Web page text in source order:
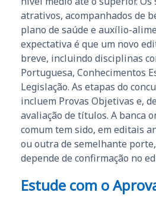
atrativos, acompanhados de
plano de saúde e auxílio-
expectativa é que um novo
breve, incluindo disciplinas
Portuguesa, Conhecimentos
Legislação. As etapas do
incluem Provas Objetivas e,
avaliação de títulos. A banca
comum tem sido, em editais
ou outra de semelhante
depende de confirmação no
Estude com o